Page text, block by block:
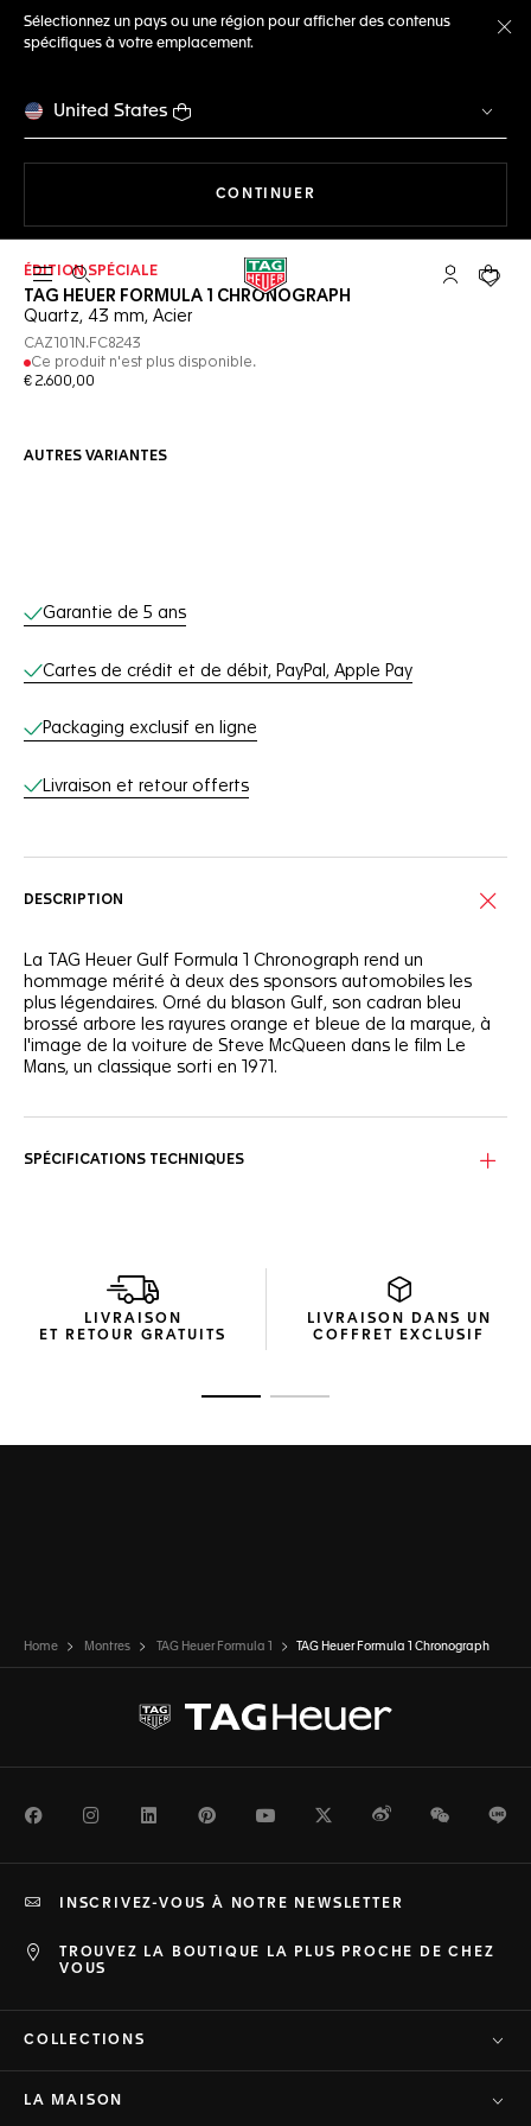
Sélectionnez un pays ou une région pour afficher des contenus
spécifiques à votre emplacement.
United States
CONTINUER
Ouvrir la barre de recherche Compte My
Votre
ÉDITION SPÉCIALE
TAG HEUER FORMULA 1 CHRONOGRAPH
Quartz, 43 mm, Acier
CAZ101N.FC8243
Ce produit n'est plus disponible.
€ 2.600,00
AUTRES VARIANTES
Services en ligne
Garantie de 5 ans
Cartes de crédit et de débit, PayPal, Apple Pay
Packaging exclusif en ligne
Livraison et retour offerts
DESCRIPTION
La TAG Heuer Gulf Formula 1 Chronograph rend un
hommage mérité à deux des sponsors automobiles les
plus légendaires. Orné du blason Gulf, son cadran bleu
brossé arbore les rayures orange et bleue de la marque, à
l'image de la voiture de Steve McQueen dans le film Le
Mans, un classique sorti en 1971.
SPÉCIFICATIONS TECHNIQUES
LIVRAISON
ET RETOUR GRATUITS
LIVRAISON DANS UN
COFFRET EXCLUSIF
Home Montres TAG Heuer Formula 1 TAG Heuer Formula 1 Chronograph
FacebookInstagramLinkedInPinterestYoutubeTwitterWeiboWeChat
TROUVEZ LA BOUTIQUE LA PLUS PROCHE DE CHEZ
VOUS
INSCRIVEZ-VOUS À NOTRE NEWSLETTER
COLLECTIONS
LA MAISON